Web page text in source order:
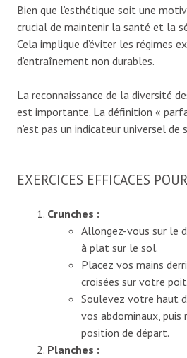
Bien que l’esthétique soit une
crucial de maintenir la santé et la
Cela implique d’éviter les régimes
d’entraînement non durables.
La reconnaissance de la diversité
est importante. La définition «
n’est pas un indicateur universel
EXERCICES EFFICACES
Crunches :
Allongez-vous sur le
à plat sur le sol.
Placez vos mains
croisées sur votre
Soulevez votre haut
vos abdominaux,
position de départ.
Planches :